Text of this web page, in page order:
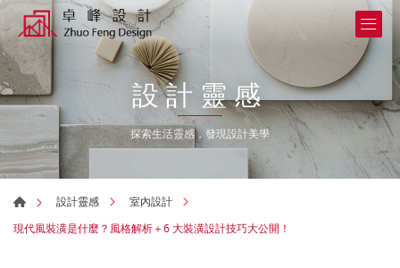
設計靈感
探索生活靈感，發現設計美學
設計靈感
室內設計
現代風裝潢是什麼？風格解析＋6 大裝潢設計技巧大公開！